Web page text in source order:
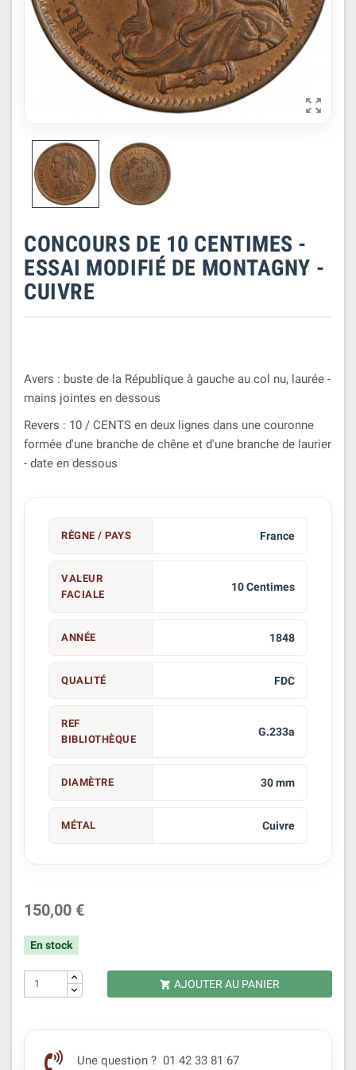

CONCOURS DE 10 CENTIMES -
ESSAI MODIFIÉ DE MONTAGNY -
CUIVRE
Avers : buste de la République à gauche au col nu, laurée -
mains jointes en dessous
Revers : 10 / CENTS en deux lignes dans une couronne
formée d'une branche de chêne et d'une branche de laurier
- date en dessous
RÈGNE / PAYS France
VALEUR
FACIALE
10 Centimes
ANNÉE 1848
QUALITÉ FDC
REF
BIBLIOTHÈQUE
G.233a
DIAMÈTRE 30 mm
MÉTAL Cuivre
150,00 €
En stock
 AJOUTER AU PANIER
Une question ? 01 42 33 81 67